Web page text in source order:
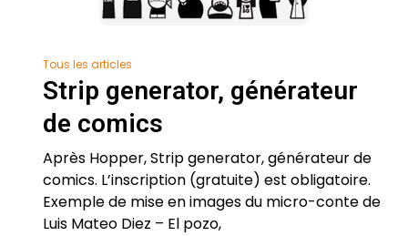
Tous les articles
Strip generator, générateur
de comics
Après Hopper, Strip generator, générateur de
comics. L’inscription (gratuite) est obligatoire.
Exemple de mise en images du micro-conte de
Luis Mateo Diez – El pozo,